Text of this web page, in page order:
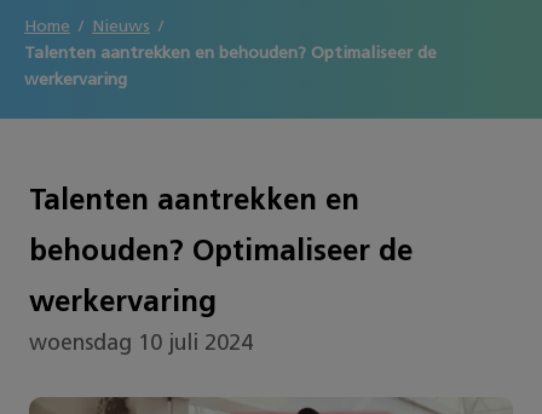
Home
Nieuws
Talenten aantrekken en behouden? Optimaliseer de
werkervaring
Talenten aantrekken en
behouden? Optimaliseer de
werkervaring
woensdag 10 juli 2024